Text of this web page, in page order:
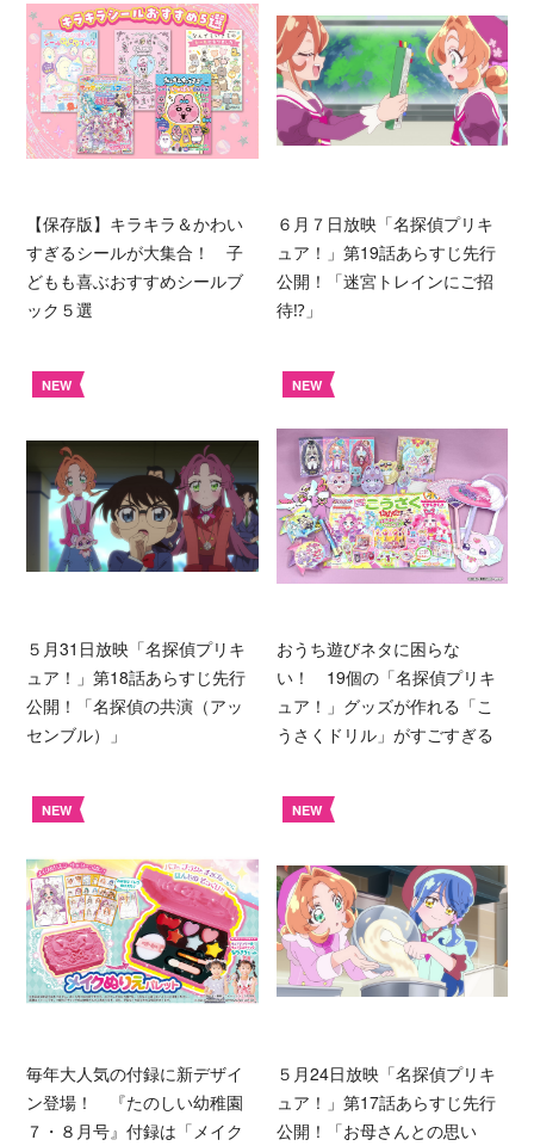
【保存版】キラキラ＆かわい
すぎるシールが大集合！ 子
どもも喜ぶおすすめシールブ
ック５選
６月７日放映「名探偵プリキ
ュア！」第19話あらすじ先行
公開！「迷宮トレインにご招
待⁉︎」
NEW
５月31日放映「名探偵プリキ
ュア！」第18話あらすじ先行
公開！「名探偵の共演（アッ
センブル）」
NEW
おうち遊びネタに困らな
い！ 19個の「名探偵プリキ
ュア！」グッズが作れる「こ
うさくドリル」がすごすぎる
NEW
毎年大人気の付録に新デザイ
ン登場！ 『たのしい幼稚園
７・８月号』付録は「メイク
NEW
５月24日放映「名探偵プリキ
ュア！」第17話あらすじ先行
公開！「お母さんとの思い